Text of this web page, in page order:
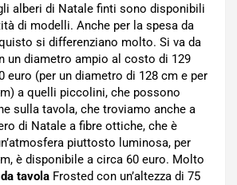
alberi di Natale finti sono disponibili
di modelli. Anche per la spesa da
si differenziano molto. Si va da
un diametro ampio al costo di 129
euro (per un diametro di 128 cm e per
a quelli piccolini, che possono
sulla tavola, che troviamo anche a
di Natale a fibre ottiche, che è
piuttosto luminosa, per
è disponibile a circa 60 euro. Molto
tavola Frosted con un’altezza di 75